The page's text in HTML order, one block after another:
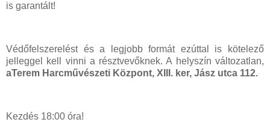
is garantált!
Védőfelszerelést és a legjobb formát ezúttal is kötelező
jelleggel kell vinni a résztvevőknek. A helyszín változatlan,
aTerem Harcművészeti Központ, XIII. ker, Jász utca 112.
Kezdés 18:00 óra!